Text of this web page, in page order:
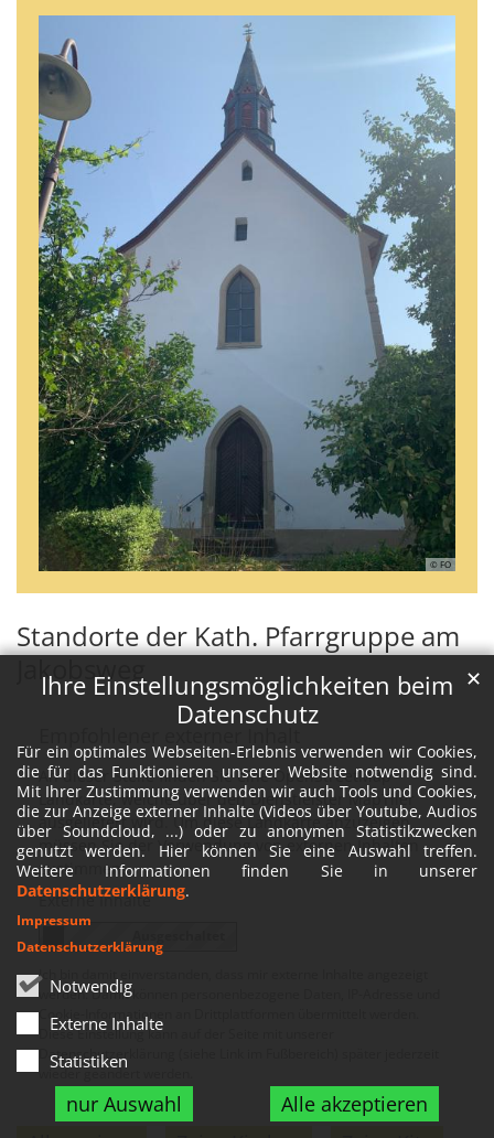
Ihre Einstellungsmöglichkeiten beim
Datenschutz
Für ein optimales Webseiten-Erlebnis verwenden wir Cookies,
die für das Funktionieren unserer Website notwendig sind.
Mit Ihrer Zustimmung verwenden wir auch Tools und Cookies,
die zur Anzeige externer Inhalte (Videos über Youtube, Audios
über Soundcloud, ...) oder zu anonymen Statistikzwecken
genutzt werden. Hier können Sie eine Auswahl treffen.
Weitere Informationen finden Sie in unserer
Datenschutzerklärung.
Notwendig
Externe Inhalte
Statistiken
nur Auswahl Alle akzeptieren
✕
Impressum
Datenschutzerklärung
© FO
Standorte der Kath. Pfarrgruppe am
Jakobsweg
An dieser Stelle finden Sie eine OpenStreetMap
Landkarte, welche über den Dienstleister MapTiler
ausgeliefert wird. Um diese Landkarte anzuzeigen
müssen Sie der Verwendung von externen Inhalten
zustimmen.
Externe Inhalte
Ich bin damit einverstanden, dass mir externe Inhalte angezeigt
werden. Damit können personenbezogene Daten, IP-Adresse und
Cookie-Informationen an Drittplattformen übermittelt werden.
Diese Einstellung kann auf der Seite mit unserer
Datenschutzerklärung (siehe Link im Fußbereich) später jederzeit
wieder geändert werden.